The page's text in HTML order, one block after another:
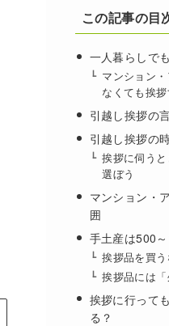
この記事の目
一人暮らしで
マンション
なくても挨
引越し挨拶の
引越し挨拶の
挨拶に伺う
選ぼう
マンション・
囲
手土産は500
挨拶品を買
挨拶品には
挨拶に行って
る？